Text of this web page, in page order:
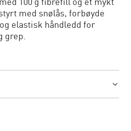
100 g fibrefill og et mykt
med snølås, forbøyde
elastisk håndledd for
grep.